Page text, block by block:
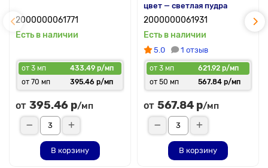
2000000061771
Есть в наличии
от 3 мп
433.49 р/мп
от 70 мп
395.46 р/мп
от 395.46 р/мп
В корзину
цвет — светлая пудра
2000000061931
Есть в наличии
5.0 1 отзыв
от 3 мп
621.92 р/мп
от 50 мп
567.84 р/мп
от 567.84 р/мп
В корзину